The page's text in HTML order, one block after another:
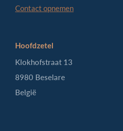
Contact opnemen
Hoofdzetel
Klokhofstraat 13
8980 Beselare
België